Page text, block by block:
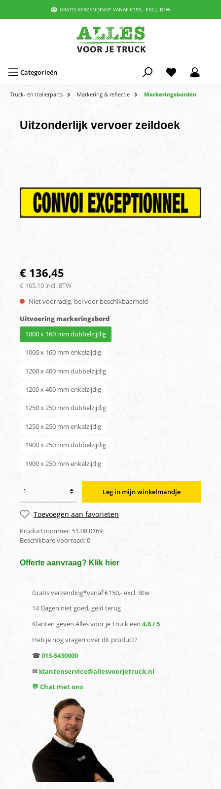
GRATIS VERZENDING* VANAF €150,- EXCL. BTW
Categorieën
Truck- en trailerparts Markering & reflectie Markeringsborden
Uitzonderlijk vervoer zeildoek
€ 136,45
€ 165,10 incl. BTW
Niet voorradig, bel voor beschikbaarheid
Uitvoering markeringsbord
1000 x 160 mm dubbelzijdig
1000 x 160 mm enkelzijdig
1200 x 400 mm dubbelzijdig
1200 x 400 mm enkelzijdig
1250 x 250 mm dubbelzijdig
1250 x 250 mm enkelzijdig
1900 x 250 mm dubbelzijdig
1900 x 250 mm enkelzijdig
Leg in mijn winkelmandje
Toevoegen aan favorieten
Productnummer: 51.08.0169
Beschikbare voorraad:0
Offerte aanvraag? Klik hier
Gratis verzending*vanaf €150,- excl. Btw
14 Dagen niet goed, geld terug
Klanten geven Alles voor je Truck een 4,6 / 5
Heb je nog vragen over dit product?
☎013-5430000
✉ klantenservice@allesvoorjetruck.nl
💬 Chat met ons